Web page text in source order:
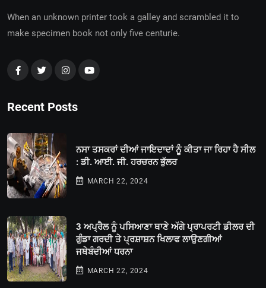
When an unknown printer took a galley and scrambled it to
make specimen book not only five centurie.
Recent Posts
ਨਸਾ ਤਸਕਰਾਂ ਦੀਆਂ ਜਾਇਦਾਦਾਂ ਨੂੰ ਕੀਤਾ ਜਾ ਰਿਹਾ ਹੈ ਸੀਲ
: ਡੀ. ਆਈ. ਜੀ. ਹਰਚਰਨ ਭੁੱਲਰ
MARCH 22, 2024
3 ਅਪ੍ਰੈਲ ਨੂੰ ਪਸਿਆਣਾ ਥਾਣੇ ਅੱਗੇ ਪ੍ਰਾਪਰਟੀ ਡੀਲਰ ਦੀ
ਗੁੰਡਾ ਗਰਦੀ ਤੇ ਪ੍ਰਸ਼ਾਸ਼ਨ ਖਿਲਾਫ ਲਾਉਣਗੀਆਂ
ਜਥੇਬੰਦੀਆਂ ਧਰਨਾ
MARCH 22, 2024